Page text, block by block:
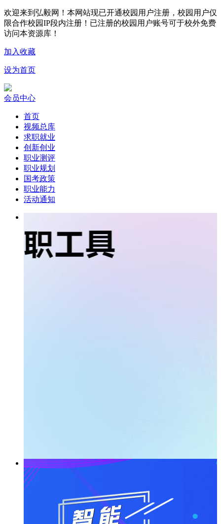
欢迎来到弘毅网！本网站现已开通校园用户注册，校园用户仅
限合作校园IP段内注册！已注册的校园用户账号可于校外免费
访问本资源库！
加入收藏
设为首页
会员中心
首页
视频总库
求职就业
创新创业
职业测评
职业规划
国考政策
职业能力
活动通知